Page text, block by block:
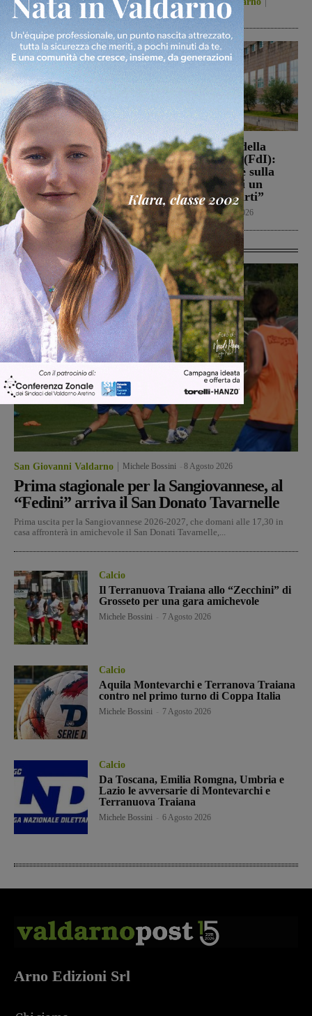
8 Agosto 2026
Loro Ciuffenna, squadre
antincendio al lavoro per
un rogo nei boschi
Cronaca 8 Agosto 2026
Punto Nascita della
Gruccia, Tucci (FdI):
“Montevarchi è sulla
giusta strada di un
aumento dei parti”
Politica 8 Agosto 2026
Ultime Calcio
San Giovanni Valdarno Michele Bossini 8 Agosto 2026
Prima stagionale per la Sangiovannese, al
“Fedini” arriva il San Donato Tavarnelle
Prima uscita per la Sangiovannese 2026-2027, che domani alle 17,30 in
casa affronterà in amichevole il San Donati Tavarnelle,...
Calcio
Il Terranuova Traiana allo “Zecchini” di
Grosseto per una gara amichevole
Michele Bossini 7 Agosto 2026
Calcio
Aquila Montevarchi e Terranova Traiana
contro nel primo turno di Coppa Italia
Michele Bossini 7 Agosto 2026
Calcio
Da Toscana, Emilia Romgna, Umbria e
Lazio le avversarie di Montevarchi e
Terranuova Traiana
Michele Bossini 6 Agosto 2026
Arno Edizioni Srl